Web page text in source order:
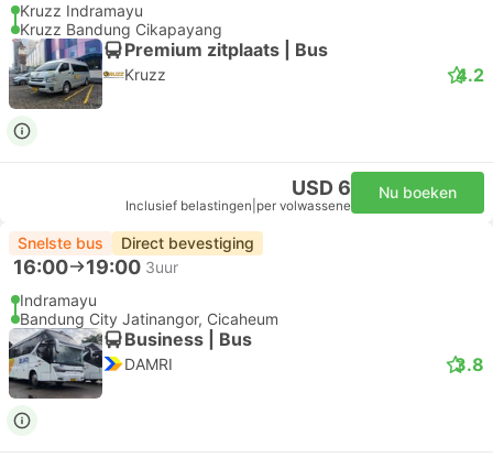
Kruzz Indramayu
Kruzz Bandung Cikapayang
Premium zitplaats | Bus
Kruzz 4.2
USD 6
Inclusief belastingen per volwassene
Nu boeken
Snelste bus Direct bevestiging
16:00 19:00 3uur
Indramayu
Bandung City Jatinangor, Cicaheum
Business | Bus
DAMRI 3.8